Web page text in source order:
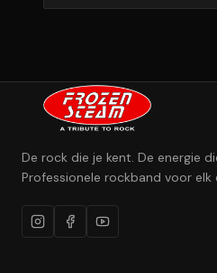
De rock die je kent. De energie
Professionele rockband voor elk